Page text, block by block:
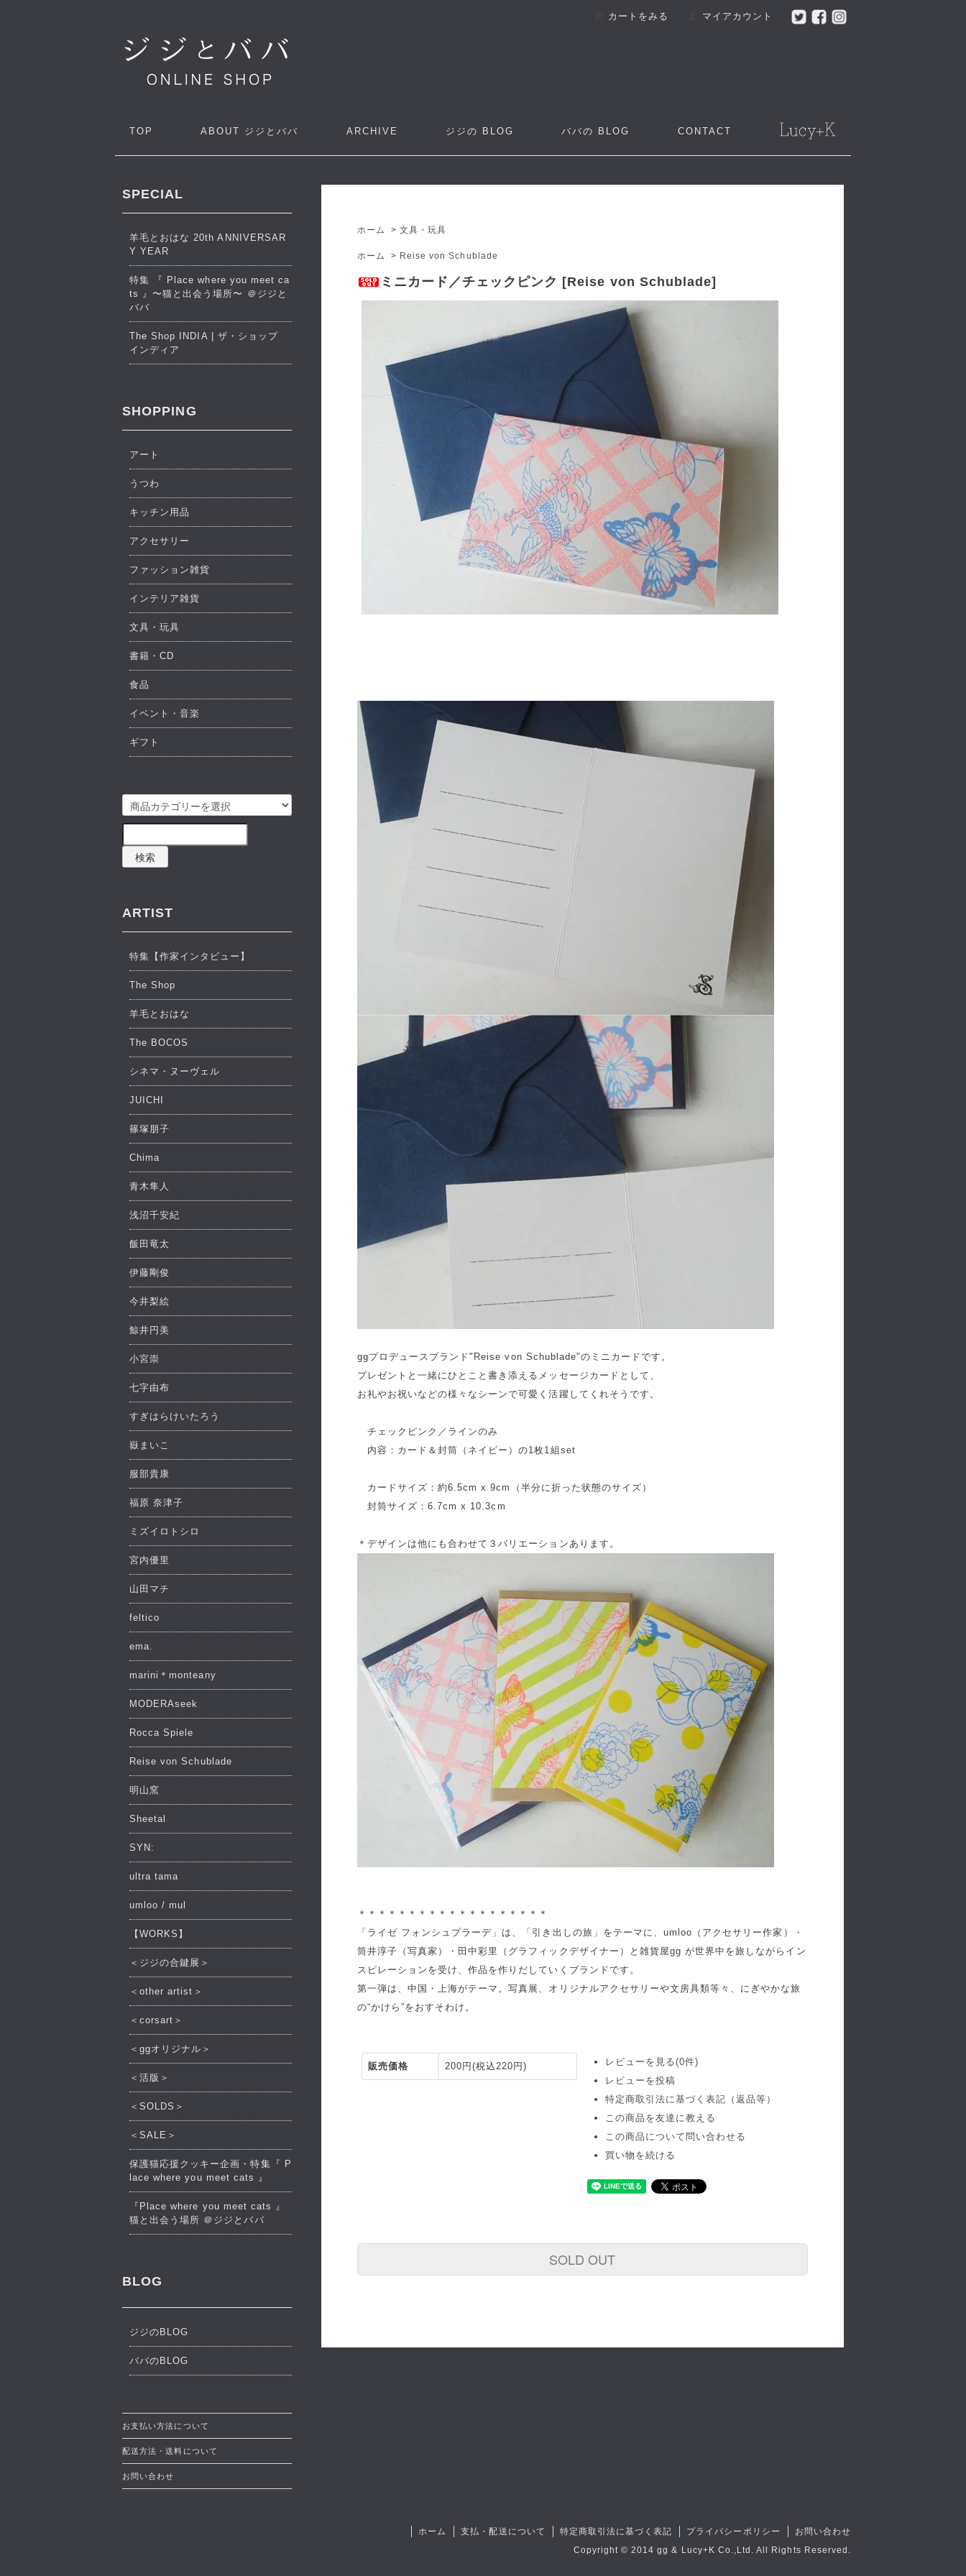
カートをみる マイアカウント
TOP ABOUT ジジとババ ARCHIVE ジジの BLOG ババの BLOG CONTACT
ホーム >文具・玩具
ホーム > Reise von Schublade
ミニカード／チェックピンク [Reise von Schublade]
ggプロデュースブランド"Reise von Schublade"のミニカードです。
プレゼントと一緒にひとこと書き添えるメッセージカードとして、
お礼やお祝いなどの様々なシーンで可愛く活躍してくれそうです。
チェックピンク／ラインのみ
内容：カード＆封筒（ネイビー）の1枚1組set
カードサイズ：約6.5cm x 9cm（半分に折った状態のサイズ）
封筒サイズ：6.7cm x 10.3cm
＊デザインは他にも合わせて３バリエーションあります。
＊＊＊＊＊＊＊＊＊＊＊＊＊＊＊＊＊＊＊
「ライゼ フォンシュプラーデ」は、「引き出しの旅」をテーマに、umloo（アクセサリー作家）・
筒井淳子（写真家）・田中彩里（グラフィックデザイナー）と雑貨屋gg が世界中を旅しながらイン
スピレーションを受け、作品を作りだしていくブランドです。
第一弾は、中国・上海がテーマ。写真展、オリジナルアクセサリーや文房具類等々、にぎやかな旅
の“かけら”をおすそわけ。
販売価格 200円(税込220円)
レビューを見る(0件)
レビューを投稿
特定商取引法に基づく表記（返品等）
この商品を友達に教える
この商品について問い合わせる
買い物を続ける
SOLD OUT
SPECIAL
羊毛とおはな 20th ANNIVERSAR
Y YEAR
特集 『 Place where you meet ca
ts 』〜猫と出会う場所〜 ＠ジジと
ババ
The Shop INDIA | ザ・ショップ
インディア
SHOPPING
アート
うつわ
キッチン用品
アクセサリー
ファッション雑貨
インテリア雑貨
文具・玩具
書籍・CD
食品
イベント・音楽
ギフト
検索
ARTIST
特集【作家インタビュー】
The Shop
羊毛とおはな
The BOCOS
シネマ・ヌーヴェル
JUICHI
篠塚朋子
Chima
青木隼人
浅沼千安紀
飯田竜太
伊藤剛俊
今井梨絵
鯨井円美
小宮崇
七字由布
すぎはらけいたろう
嶽まいこ
服部貴康
福原 奈津子
ミズイロトシロ
宮内優里
山田マチ
feltico
ema.
marini＊monteany
MODERAseek
Rocca Spiele
Reise von Schublade
明山窯
Sheetal
SYN:
ultra tama
umloo / mul
【WORKS】
＜ジジの合鍵展＞
＜other artist＞
＜corsart＞
＜ggオリジナル＞
＜活版＞
＜SOLDS＞
＜SALE＞
保護猫応援クッキー企画・特集『 P
lace where you meet cats 』
『Place where you meet cats 』
猫と出会う場所 ＠ジジとババ
BLOG
ジジのBLOG
ババのBLOG
お支払い方法について
配送方法・送料について
お問い合わせ
ホーム 支払・配送について 特定商取引法に基づく表記 プライバシーポリシー
お問い合わせ
Copyright © 2014 gg & Lucy+K Co.,Ltd. All Rights Reserved.